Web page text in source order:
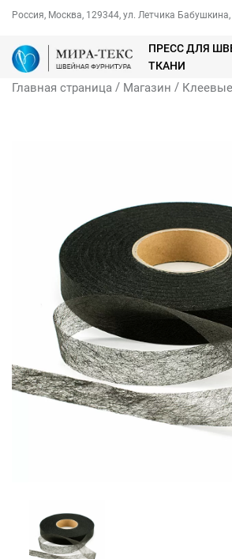
Россия, Москва, 129344, ул. Летчика
ПРЕСС ДЛЯ
ТКАНИ
Главная страница / Магазин /